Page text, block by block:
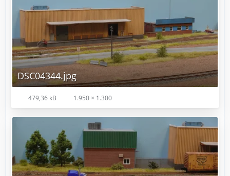
DSC04344.jpg
479,36 kB 1.950 × 1.300